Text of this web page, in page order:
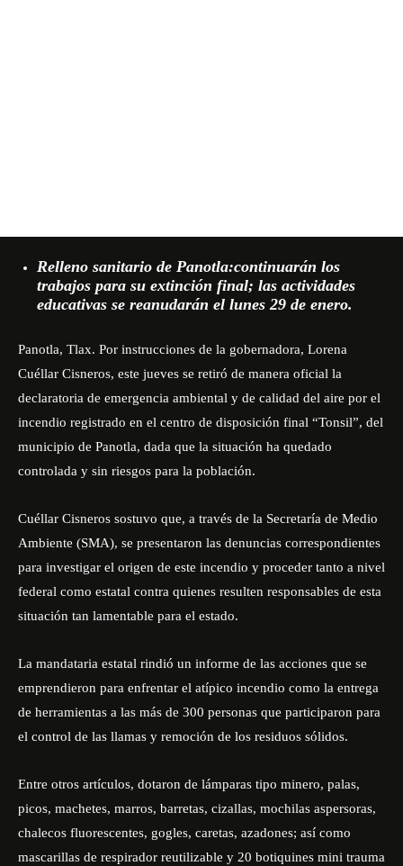
Relleno sanitario de Panotla:continuarán los
trabajos para su extinción final; las actividades
educativas se reanudarán el lunes 29 de enero.
Panotla, Tlax. Por instrucciones de la gobernadora, Lorena
Cuéllar Cisneros, este jueves se retiró de manera oficial la
declaratoria de emergencia ambiental y de calidad del aire por el
incendio registrado en el centro de disposición final “Tonsil”, del
municipio de Panotla, dada que la situación ha quedado
controlada y sin riesgos para la población.
Cuéllar Cisneros sostuvo que, a través de la Secretaría de Medio
Ambiente (SMA), se presentaron las denuncias correspondientes
para investigar el origen de este incendio y proceder tanto a nivel
federal como estatal contra quienes resulten responsables de esta
situación tan lamentable para el estado.
La mandataria estatal rindió un informe de las acciones que se
emprendieron para enfrentar el atípico incendio como la entrega
de herramientas a las más de 300 personas que participaron para
el control de las llamas y remoción de los residuos sólidos.
Entre otros artículos, dotaron de lámparas tipo minero, palas,
picos, machetes, marros, barretas, cizallas, mochilas aspersoras,
chalecos fluorescentes, gogles, caretas, azadones; así como
mascarillas de respirador reutilizable y 20 botiquines mini trauma